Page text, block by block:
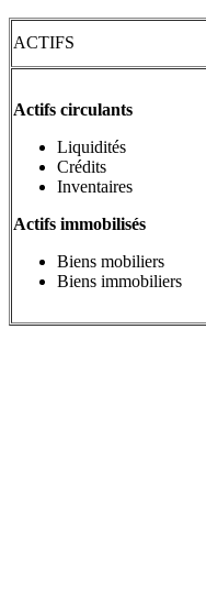
ACTIFS
Actifs circulants
Liquidités
Crédits
Inventaires
Actifs immobilisés
Biens mobiliers
Biens immobiliers